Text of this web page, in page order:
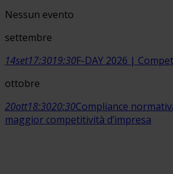
Nessun evento
settembre
14set17:3019:30F-DAY 2026 |
ottobre
20ott18:3020:30Compliance
maggior competitività d’impresa